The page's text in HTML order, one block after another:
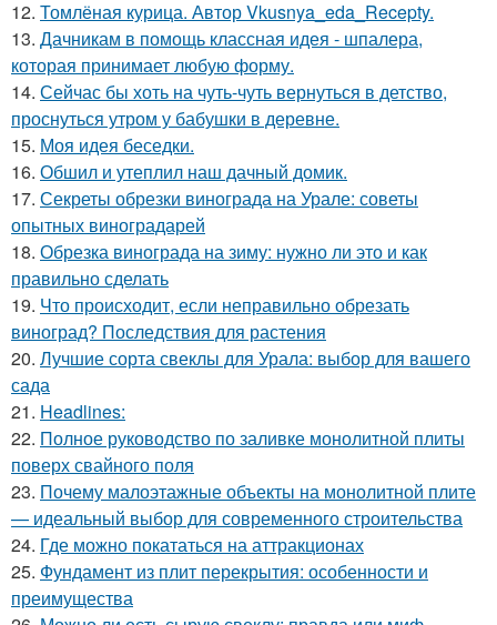
12. Томлёная курица. Автор Vkusnya_eda_Recepty.
13. Дачникам в помощь классная идея - шпалера,
которая принимает любую форму.
14. Сейчас бы хоть на чуть-чуть вернуться в детство,
проснуться утром у бабушки в деревне.
15. Моя идея беседки.
16. Обшил и утеплил наш дачный домик.
17. Секреты обрезки винограда на Урале: советы
опытных виноградарей
18. Обрезка винограда на зиму: нужно ли это и как
правильно сделать
19. Что происходит, если неправильно обрезать
виноград? Последствия для растения
20. Лучшие сорта свеклы для Урала: выбор для вашего
сада
21. Headlines:
22. Полное руководство по заливке монолитной плиты
поверх свайного поля
23. Почему малоэтажные объекты на монолитной плите
— идеальный выбор для современного строительства
24. Где можно покататься на аттракционах
25. Фундамент из плит перекрытия: особенности и
преимущества